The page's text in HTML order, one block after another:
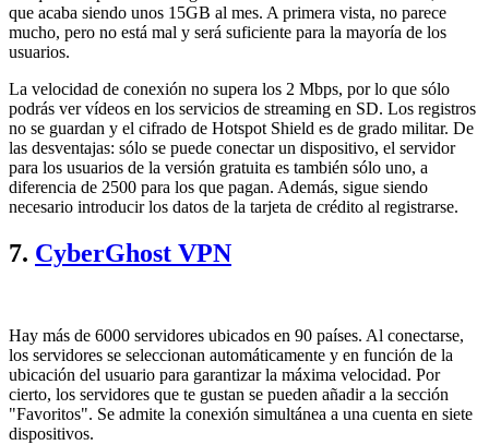
que acaba siendo unos 15GB al mes. A primera vista, no parece
mucho, pero no está mal y será suficiente para la mayoría de los
usuarios.
La velocidad de conexión no supera los 2 Mbps, por lo que sólo
podrás ver vídeos en los servicios de streaming en SD. Los registros
no se guardan y el cifrado de Hotspot Shield es de grado militar. De
las desventajas: sólo se puede conectar un dispositivo, el servidor
para los usuarios de la versión gratuita es también sólo uno, a
diferencia de 2500 para los que pagan. Además, sigue siendo
necesario introducir los datos de la tarjeta de crédito al registrarse.
7. CyberGhost VPN
Hay más de 6000 servidores ubicados en 90 países. Al conectarse,
los servidores se seleccionan automáticamente y en función de la
ubicación del usuario para garantizar la máxima velocidad. Por
cierto, los servidores que te gustan se pueden añadir a la sección
"Favoritos". Se admite la conexión simultánea a una cuenta en siete
dispositivos.